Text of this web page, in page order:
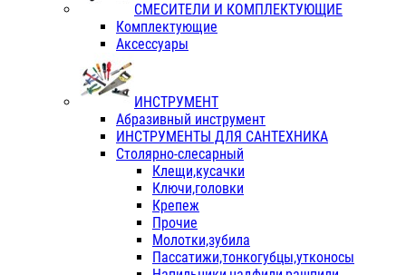
СМЕСИТЕЛИ И КОМПЛЕКТУЮЩИЕ
Комплектующие
Аксессуары
ИНСТРУМЕНТ
Абразивный инструмент
ИНСТРУМЕНТЫ ДЛЯ САНТЕХНИКА
Столярно-слесарный
Клещи,кусачки
Ключи,головки
Крепеж
Прочие
Молотки,зубила
Пассатижи,тонкогубцы,утконосы